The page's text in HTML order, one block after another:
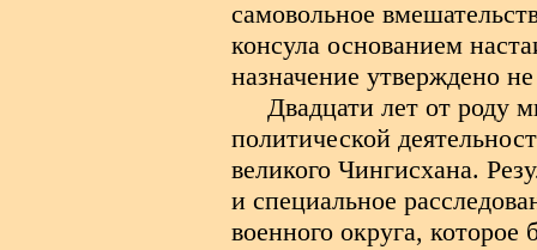
самовольное
консула основанием
назначение утверждено
Двадцати лет от роду
политической
великого Чингисхана.
и специальное
военного округа,